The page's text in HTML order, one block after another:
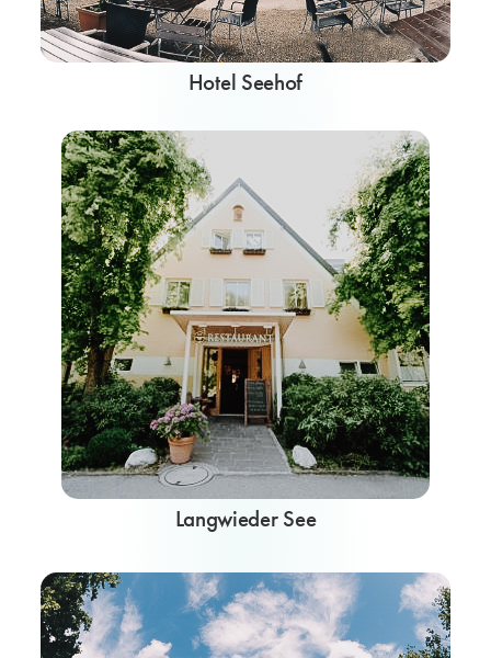
Hotel Seehof
Langwieder See